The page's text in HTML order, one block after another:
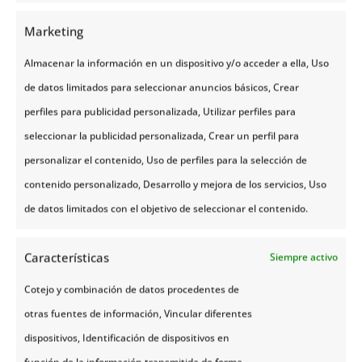
Marketing
Almacenar la información en un dispositivo y/o acceder a ella, Uso
de datos limitados para seleccionar anuncios básicos, Crear
perfiles para publicidad personalizada, Utilizar perfiles para
seleccionar la publicidad personalizada, Crear un perfil para
personalizar el contenido, Uso de perfiles para la selección de
contenido personalizado, Desarrollo y mejora de los servicios, Uso
de datos limitados con el objetivo de seleccionar el contenido.
Características Siempre activo
Cotejo y combinación de datos procedentes de
otras fuentes de información, Vincular diferentes
dispositivos, Identificación de dispositivos en
Letonia
hasta el impresionante Art Nouveau deRiga. Este
bloque del viaje es una inmersión en la historia
alejamos del asfalto para conocer ciudades costeras
y palacios de una elegancia barroca que te dejarán
sin palabras.
3. El Corazón de Lituania y la Costa de
Curlandia
resistencia, castillos que parecen flotar sobre el agua
dunas gigantes que separa la laguna del mar
abierto. Es el cierre perfecto para un viaje lleno de
misticismo y belleza natural.
¿Cómo son los cruceros incluidos en el viaje?